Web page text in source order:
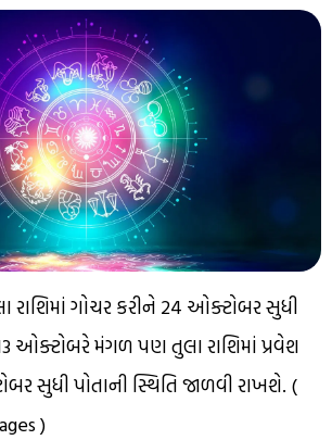
ગોચર કરીને 24 ઓક્ટોબર સુધી
ઓક્ટોબરે મંગળ પણ તુલા રાશિમાં પ્રવેશ
સુધી પોતાની સ્થિતિ જાળવી રાખશે. (
)